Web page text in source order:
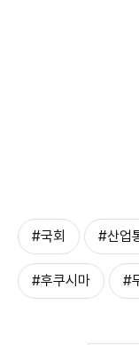
#국회 #산업
#후쿠시마 #